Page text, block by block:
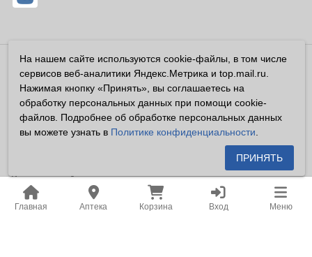
Главная Аптека Корзина Вход Меню
Владелец сайта ООО «Суперфарма» ОГРН 1032700302194
Все права защищены ©2026
Информация, размещенная на данном сайте имеет
справочный характер, и не должна восприниматься
посетителями сайта как публичная оферта, предусмотренная
Владелец сайта устанавливает запрет на цитирование,
копирование и размещение информации, размещенной на
настоящем сайте newapteka.ru, включая информацию о
На нашем сайте используются cookie-файлы, в том числе
сервисов веб-аналитики Яндекс.Метрика и top.mail.ru.
Нажимая кнопку «Принять», вы соглашаетесь на
обработку персональных данных при помощи cookie-
файлов. Подробнее об обработке персональных данных
вы можете узнать в Политике конфиденциальности
ПРИНЯТЬ